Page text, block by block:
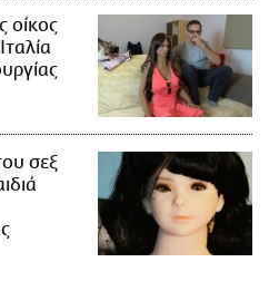
οίκος
σεξ